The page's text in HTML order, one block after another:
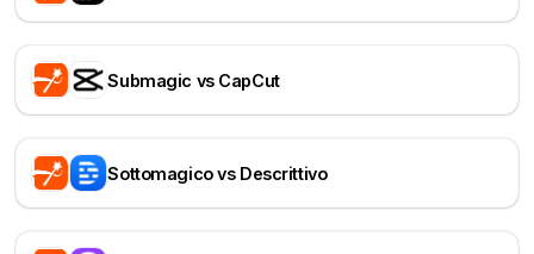
Submagic vs CapCut
Sottomagico vs Descrittivo